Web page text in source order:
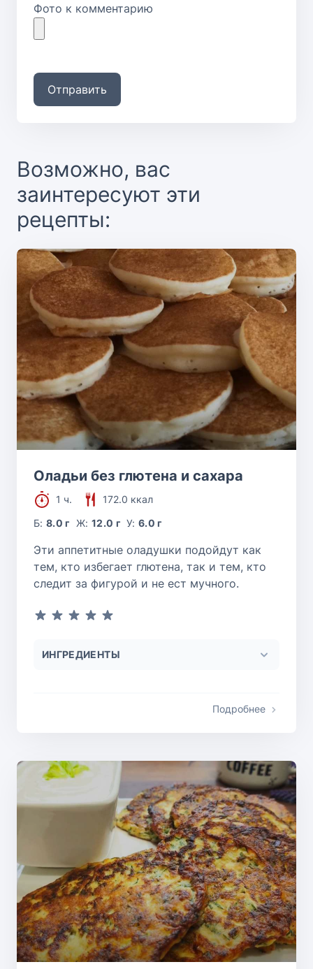
Фото к комментарию
Отправить
Возможно, вас
заинтересуют эти
рецепты:
Оладьи без глютена и сахара
1 ч.
172.0 ккал
Б:8.0 г Ж: 12.0 г У:6.0 г
Эти аппетитные оладушки подойдут как
тем, кто избегает глютена, так и тем, кто
следит за фигурой и не ест мучного.
ИНГРЕДИЕНТЫ
Подробнее